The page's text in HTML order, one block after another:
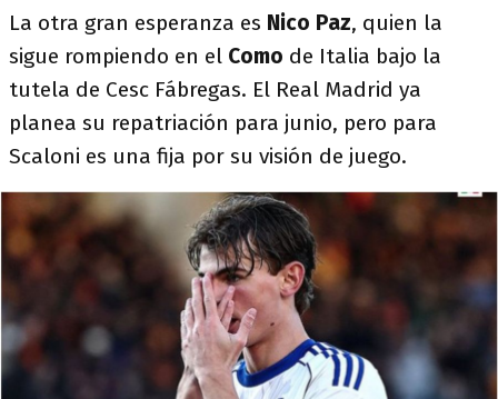
La otra gran esperanza es Nico Paz, quien la
sigue rompiendo en el Como de Italia bajo la
tutela de Cesc Fábregas. El Real Madrid ya
planea su repatriación para junio, pero para
Scaloni es una fija por su visión de juego.